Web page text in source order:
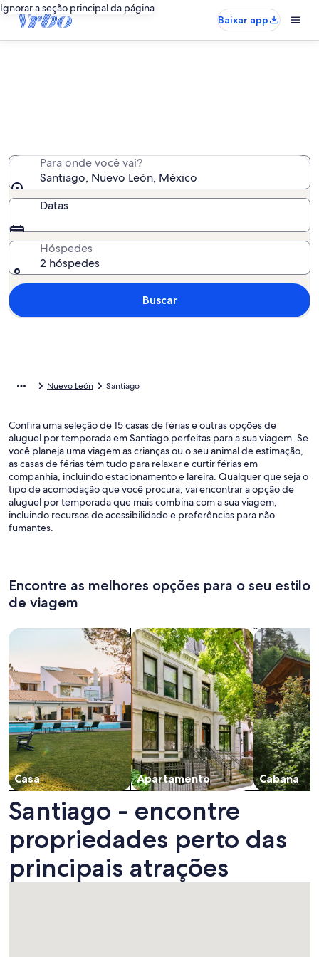
Ignorar a seção principal da página
Baixar app
Para onde você vai?
Santiago, Nuevo León, México
Datas
Hóspedes
2 hóspedes
Buscar
Nuevo León Santiago
Confira uma seleção de 15 casas de férias e outras opções de
aluguel por temporada em Santiago perfeitas para a sua viagem. Se
você planeja uma viagem as crianças ou o seu animal de estimação,
as casas de férias têm tudo para relaxar e curtir férias em
companhia, incluindo estacionamento e lareira. Qualquer que seja o
tipo de acomodação que você procura, vai encontrar a opção de
aluguel por temporada que mais combina com a sua viagem,
incluindo recursos de acessibilidade e preferências para não
fumantes.
Encontre as melhores opções para o seu estilo
de viagem
Casa
Busque casas
Apartamento
Busque apartamentos
Cabana
buscar
Santiago - encontre
propriedades perto das
principais atrações